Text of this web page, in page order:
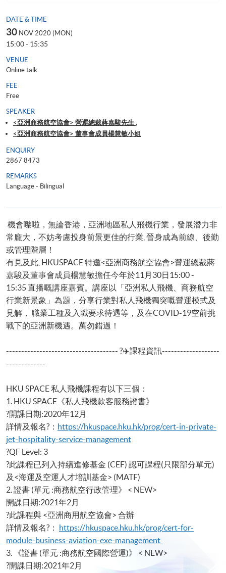
DATE & TIME
30 NOV 2020 (MON)
15:00 - 15:35
VENUE
Online talk
FEE
Free
SPEAKER
<亞洲商務航空協會> 營運總裁蔣嘉駿先生 ;
<亞洲商務航空協會> 董事會成員楊慧敏小姐
ENQUIRY
2867 8473
REMARKS
Language - Bilingual
機會嚟啦，無論香港，亞洲地區私人飛機行業，發展潛力非
常龐大，不妨考慮投身前景更佳的行業, 晉身成為前線、後勤
或管理階層！
有見及此, HKUSPACE 特邀<亞洲商務航空協會>營運總裁蔣
嘉駿及董事會成員楊慧敏擔任今年於11月30日15:00 -
15:35 直播嘅講座嘉賓。講座以「亞洲私人飛機、商務航空
行業新景象」為題，分享行業對私人飛機獨突嘅營運模式及
見解， 職業工種及入職要求待遇等，及在COVID-19空前挑
戰下的亞洲新機遇。萬勿錯過！
------------------------------------- ?✈️課程資訊-------------------
-------------
HKU SPACE 私人飛機課程有以下三個：
1. HKU SPACE《私人飛機款客服務證書》
?開課日期:2020年12月
詳情及報名?： https://hkuspace.hku.hk/prog/cert-in-private-
jet-hospitality-service-management
?QF Level: 3
?此課程已列入持續進修基金 (CEF) 認可課程(只限部分單元)
及<海運及空運人才培訓基金> (MATF)
2. 證書 (單元 :商務航空行政管理》 < NEW>
開課日期:2021年2月
?此課程與 <亞洲商用航空協會> 合辦
詳情及報名?： https://hkuspace.hku.hk/prog/cert-for-
module-business-aviation-exe-management
3. 《證書 (單元 :商務航空國際營運)》 < NEW>
?開課日期:2021年2月